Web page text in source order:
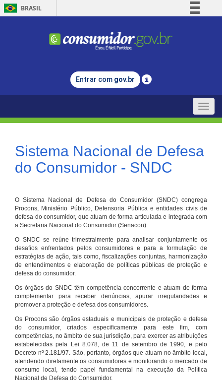
BRASIL
Comunica BR
Legislação
Entrar com gov.br
Toggle
Sistema Nacional de Defesa
do Consumidor - SNDC
O Sistema Nacional de Defesa do Consumidor (SNDC) congrega
Procons, Ministério Público, Defensoria Pública e entidades civis de
defesa do consumidor, que atuam de forma articulada e integrada com
a Secretaria Nacional do Consumidor (Senacon).
O SNDC se reúne trimestralmente para analisar conjuntamente os
desafios enfrentados pelos consumidores e para a formulação de
estratégias de ação, tais como, fiscalizações conjuntas, harmonização
de entendimentos e elaboração de políticas públicas de proteção e
defesa do consumidor.
Os órgãos do SNDC têm competência concorrente e atuam de forma
complementar para receber denúncias, apurar irregularidades e
promover a proteção e defesa dos consumidores.
Os Procons são órgãos estaduais e municipais de proteção e defesa
do consumidor, criados especificamente para este fim, com
competências, no âmbito de sua jurisdição, para exercer as atribuições
estabelecidas pela Lei 8.078, de 11 de setembro de 1990, e pelo
Decreto nº 2.181/97. São, portanto, órgãos que atuam no âmbito local,
atendendo diretamente os consumidores e monitorando o mercado de
consumo local, tendo papel fundamental na execução da Política
Nacional de Defesa do Consumidor.